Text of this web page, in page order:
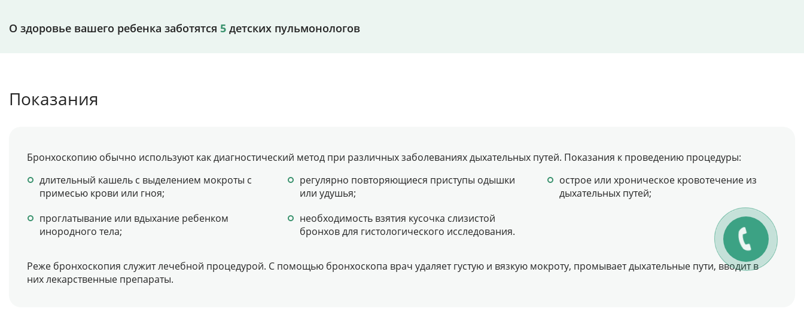
О здоровье вашего ребенка заботятся 5 детских пульмонологов
Показания
Бронхоскопию обычно используют как диагностический метод при различных заболеваниях дыхательных путей. Показания к проведению процедуры:
длительный кашель с выделением мокроты с
примесью крови или гноя;
регулярно повторяющиеся приступы одышки
или удушья;
острое или хроническое кровотечение из
дыхательных путей;
проглатывание или вдыхание ребенком
инородного тела;
необходимость взятия кусочка слизистой
бронхов для гистологического исследования.
Реже бронхоскопия служит лечебной процедурой. С помощью бронхоскопа врач удаляет густую и вязкую мокроту, промывает дыхательные пути, вводит в
них лекарственные препараты.